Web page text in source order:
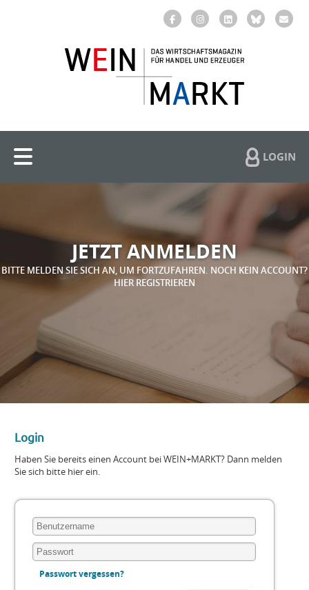
LOGIN
JETZT ANMELDEN
BITTE MELDEN SIE SICH AN, UM FORTZUFAHREN. NOCH KEIN ACCOUNT?
HIER REGISTRIEREN
Login
Haben Sie bereits einen Account bei WEIN+MARKT? Dann melden
Sie sich bitte hier ein.
Passwort vergessen?